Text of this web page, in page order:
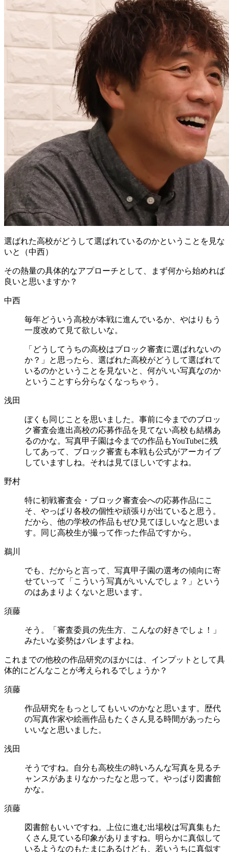
選ばれた高校がどうして選ばれているのかということを見な
いと（中西）
その熱量の具体的なアプローチとして、まず何から始めれば
良いと思いますか？
中西
毎年どういう高校が本戦に進んでいるか、やはりもう
一度改めて見て欲しいな。
「どうしてうちの高校はブロック審査に選ばれないの
か？」と思ったら、選ばれた高校がどうして選ばれて
いるのかということを見ないと、何がいい写真なのか
ということすら分らなくなっちゃう。
浅田
ぼくも同じことを思いました。事前に今までのブロッ
ク審査会進出高校の応募作品を見てない高校も結構あ
るのかな。写真甲子園は今までの作品もYouTubeに残
してあって、ブロック審査も本戦も公式がアーカイブ
していますしね。それは見てほしいですよね。
野村
特に初戦審査会・ブロック審査会への応募作品にこ
そ、やっぱり各校の個性や頑張りが出ていると思う。
だから、他の学校の作品もぜひ見てほしいなと思いま
す。同じ高校生が撮って作った作品ですから。
鵜川
でも、だからと言って、写真甲子園の選考の傾向に寄
せていって「こういう写真がいいんでしょ？」という
のはあまりよくないと思います。
須藤
そう。「審査委員の先生方、こんなの好きでしょ！」
みたいな姿勢はバレますよね。
これまでの他校の作品研究のほかには、インプットとして具
体的にどんなことが考えられるでしょうか？
須藤
作品研究をもっとしてもいいのかなと思います。歴代
の写真作家や絵画作品もたくさん見る時間があったら
いいなと思いました。
浅田
そうですね。自分も高校生の時いろんな写真を見るチ
ャンスがあまりなかったなと思って。やっぱり図書館
かな。
須藤
図書館もいいですね。上位に進む出場校は写真集もた
くさん見ている印象がありますね。明らかに真似して
いるようなのもたまにあるけども、若いうちに真似す